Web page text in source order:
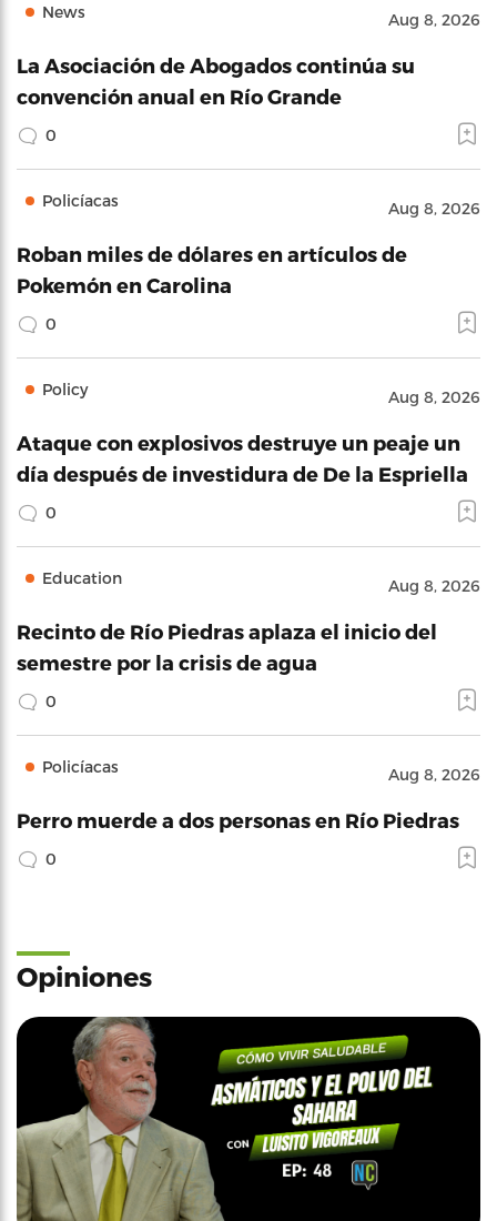
News Aug 8, 2026
La Asociación de Abogados continúa su
convención anual en Río Grande
0
Policíacas Aug 8, 2026
Roban miles de dólares en artículos de
Pokemón en Carolina
0
Policy Aug 8, 2026
Ataque con explosivos destruye un peaje un
día después de investidura de De la Espriella
0
Education Aug 8, 2026
Recinto de Río Piedras aplaza el inicio del
semestre por la crisis de agua
0
Policíacas Aug 8, 2026
Perro muerde a dos personas en Río Piedras
0
Opiniones